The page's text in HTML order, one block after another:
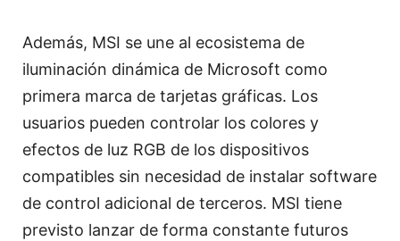
Además, MSI se une al ecosistema de
iluminación dinámica de Microsoft como
primera marca de tarjetas gráficas. Los
usuarios pueden controlar los colores y
efectos de luz RGB de los dispositivos
compatibles sin necesidad de instalar software
de control adicional de terceros. MSI tiene
previsto lanzar de forma constante futuros